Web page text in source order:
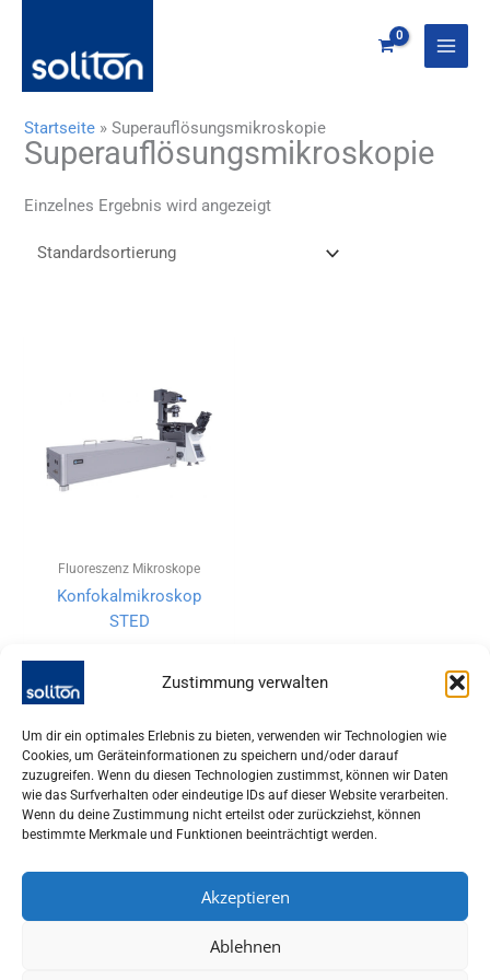
Zustimmung verwalten
Um dir ein optimales Erlebnis zu bieten, verwenden wir Technologien wie
Cookies, um Geräteinformationen zu speichern und/oder darauf
zuzugreifen. Wenn du diesen Technologien zustimmst, können wir Daten
wie das Surfverhalten oder eindeutige IDs auf dieser Website verarbeiten.
Wenn du deine Zustimmung nicht erteilst oder zurückziehst, können
bestimmte Merkmale und Funktionen beeinträchtigt werden.
Akzeptieren
Ablehnen
springen
Startseite »Superauflösungsmikroskopie
Superauflösungsmikroskopie
Einzelnes Ergebnis wird angezeigt
Fluoreszenz Mikroskope
Konfokalmikroskop
STED
82205 GILCHING